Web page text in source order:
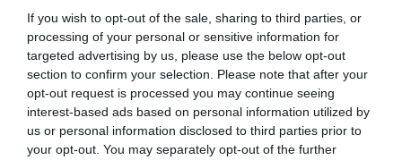
If you wish to opt-out of the sale, sharing to third parties, or
processing of your personal or sensitive information for
targeted advertising by us, please use the below opt-out
section to confirm your selection. Please note that after your
opt-out request is processed you may continue seeing
interest-based ads based on personal information utilized by
us or personal information disclosed to third parties prior to
your opt-out. You may separately opt-out of the further